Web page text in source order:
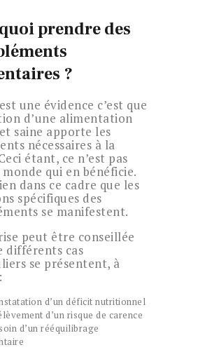
prendre des
?
une évidence c’est que
d’une alimentation
saine apporte les
nécessaires à la
étant, ce n’est pas
qui en bénéficie.
dans ce cadre que les
spécifiques des
se manifestent.
peut être conseillée
différents cas
se présentent, à
d’un déficit nutritionnel
d’un risque de carence
d’un rééquilibrage